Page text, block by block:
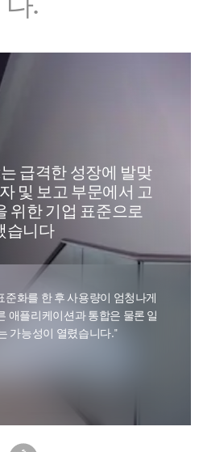
급격한 성장에 발맞
및 보고 부문에서 고
위한 기업 표준으로
습니다
애플리케이션과 통합은 물론 일
가능성이 열렸습니다."